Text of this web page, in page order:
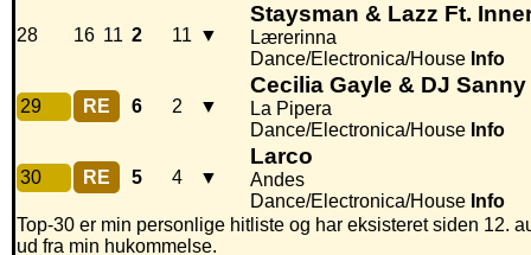
28 16 11 2 11 ▼
Staysman & Lazz Ft.
Lærerinna
Dance/Electronica/House Info
29 RE 6 2 ▼
Cecilia Gayle & DJ Sanny
La Pipera
Dance/Electronica/House Info
30 RE 5 4 ▼
Larco
Andes
Dance/Electronica/House Info
Top-30 er min personlige hitliste og har eksisteret siden 12.
ud fra min hukommelse.